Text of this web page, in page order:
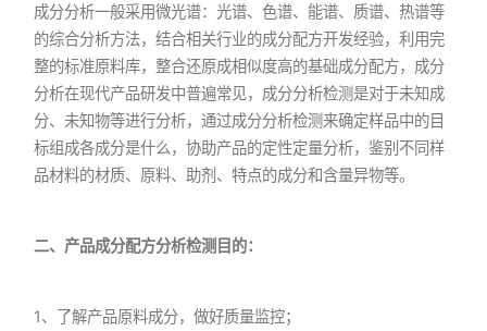
成分分析一般采用微光谱：光谱、色谱、能谱、质谱、热谱等
的综合分析方法，结合相关行业的成分配方开发经验，利用完
整的标准原料库，整合还原成相似度高的基础成分配方，成分
分析在现代产品研发中普遍常见，成分分析检测是对于未知成
分、未知物等进行分析，通过成分分析检测来确定样品中的目
标组成各成分是什么，协助产品的定性定量分析，鉴别不同样
品材料的材质、原料、助剂、特点的成分和含量异物等。
二、产品成分配方分析检测目的：
1、了解产品原料成分，做好质量监控；